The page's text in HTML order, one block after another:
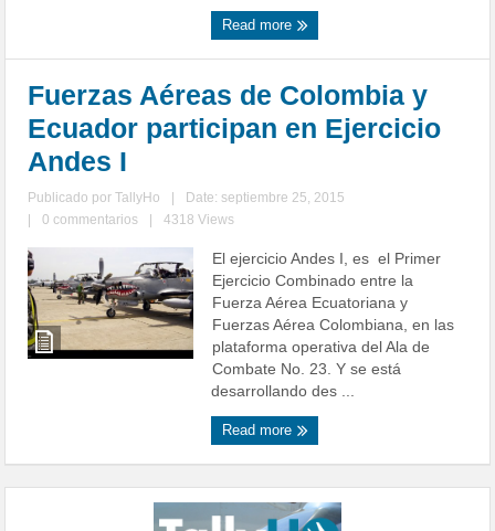
Read more
Fuerzas Aéreas de Colombia y
Ecuador participan en Ejercicio
Andes I
Publicado porTallyHo
Date: septiembre 25, 2015
0 commentarios 4318 Views
El ejercicio Andes I, es el Primer
Ejercicio Combinado entre la
Fuerza Aérea Ecuatoriana y
Fuerzas Aérea Colombiana, en las
plataforma operativa del Ala de
Combate No. 23. Y se está
desarrollando des ...
Read more